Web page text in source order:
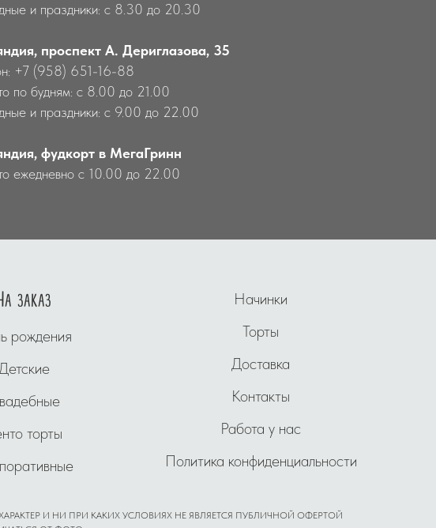
и праздники: с 8.30 до 20.30
проспект А. Дериглазова, 35
+7 (958) 651-16-88
по будням: с 8.00 до 21.00
и праздники: с 9.00 до 22.00
фудкорт в МегаГринн
ежедневно с 10.00 до 22.00
заказ
рождения
торты
Начинки
Торты
Доставка
Контакты
Работа у нас
Политика конфиденциальности
И НИ ПРИ КАКИХ УСЛОВИЯХ НЕ ЯВЛЯЕТСЯ ПУБЛИЧНОЙ ОФЕРТОЙ